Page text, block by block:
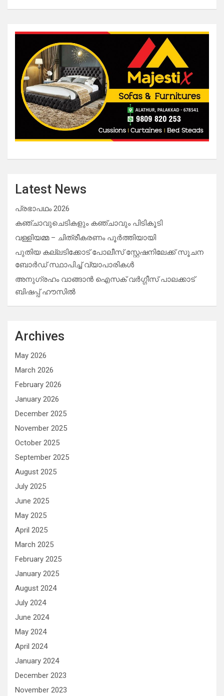
Latest News
പ്രഭാപഥം 2026
കഞ്ചാവുചെടികളും കഞ്ചാവും പിടികൂടി
വള്ളിയമ്മ – ചിത്രീകരണം പൂർത്തിയായി
പുതിയ കല്ലടിക്കോട് പോലീസ് സ്റ്റേഷനിലേക്ക് സൂചന
ബോർഡ് സ്ഥാപിച്ച് വ്യാപാരികൾ
അനുഗ്രഹം വാങ്ങാൻ ഐസക് വര്‍ഗ്ഗീസ് പാലക്കാട്
ബിഷപ്പ് ഹൗസില്‍
Archives
May 2026
March 2026
February 2026
January 2026
December 2025
November 2025
October 2025
September 2025
August 2025
July 2025
June 2025
May 2025
April 2025
March 2025
February 2025
January 2025
August 2024
July 2024
June 2024
May 2024
April 2024
January 2024
December 2023
November 2023